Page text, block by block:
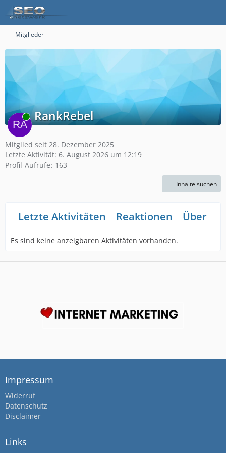
Mitglieder
Online RankRebel
Mitglied seit 28. Dezember 2025
Letzte Aktivität: 6. August 2026 um 12:19
Profil-Aufrufe 163
Inhalte suchen
Letzte Aktivitäten Reaktionen Über
Es sind keine anzeigbaren Aktivitäten vorhanden.
Impressum
Widerruf
Datenschutz
Disclaimer
Links